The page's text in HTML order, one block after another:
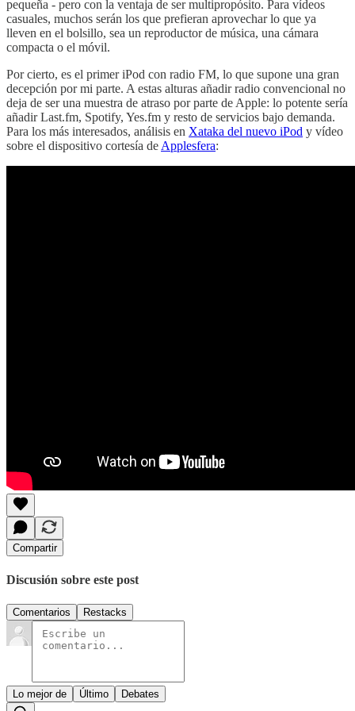
pequeña - pero con la ventaja de ser multipropósito. Para vídeos
casuales, muchos serán los que prefieran aprovechar lo que ya
lleven en el bolsillo, sea un reproductor de música, una cámara
compacta o el móvil.
Por cierto, es el primer iPod con radio FM, lo que supone una gran
decepción por mi parte. A estas alturas añadir radio convencional no
deja de ser una muestra de atraso por parte de Apple: lo potente sería
añadir Last.fm, Spotify, Yes.fm y resto de servicios bajo demanda.
Para los más interesados, análisis en Xataka del nuevo iPod y vídeo
sobre el dispositivo cortesía de Applesfera:
Compartir
Discusión sobre este post
Comentarios Restacks
Lo mejor de Último Debates